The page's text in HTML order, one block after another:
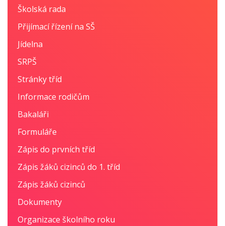
Školská rada
Přijímací řízení na SŠ
Jídelna
SRPŠ
Stránky tříd
Informace rodičům
Bakaláři
Formuláře
Zápis do prvních tříd
Zápis žáků cizinců do 1. tříd
Zápis žáků cizinců
Dokumenty
Organizace školního roku